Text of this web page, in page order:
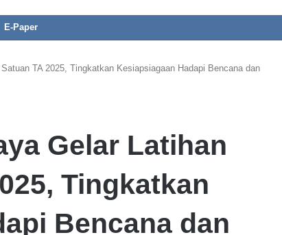
E-Paper
TA 2025, Tingkatkan Kesiapsiagaan Hadapi Bencana dan
Gelar Latihan
Tingkatkan
Bencana dan